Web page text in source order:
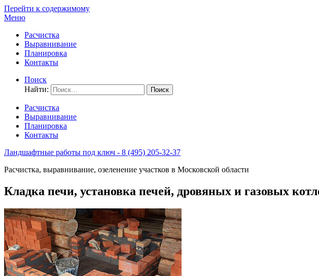
Перейти к содержимому
Меню
Расчистка
Выравнивание
Планировка
Контакты
Поиск
Найти:
Расчистка
Выравнивание
Планировка
Контакты
Ландшафтные работы под ключ - 8 (495) 205-32-37
Расчистка, выравнивание, озеленение участков в Московской области
Кладка печи, установка печей, дровяных и газовых